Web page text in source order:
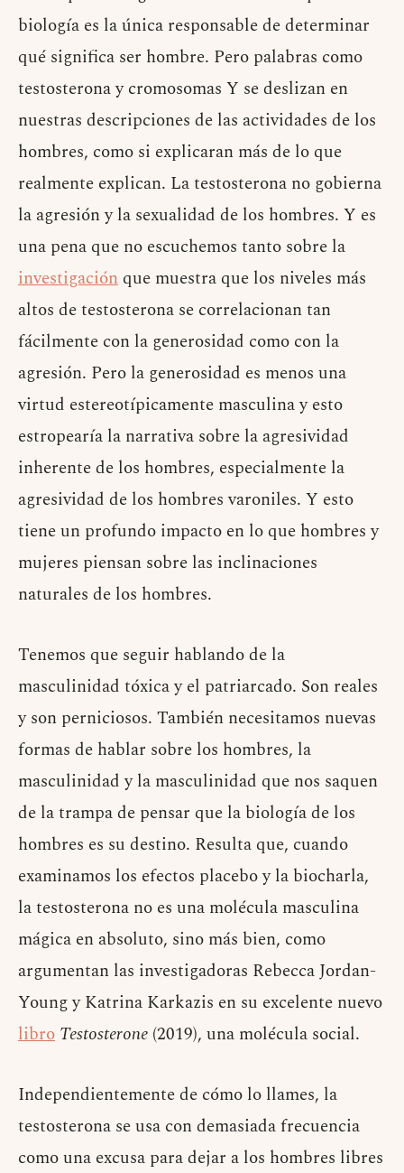
biología es la única responsable de determinar
qué significa ser hombre. Pero palabras como
testosterona y cromosomas Y se deslizan en
nuestras descripciones de las actividades de los
hombres, como si explicaran más de lo que
realmente explican. La testosterona no gobierna
la agresión y la sexualidad de los hombres. Y es
una pena que no escuchemos tanto sobre la
investigación que muestra que los niveles más
altos de testosterona se correlacionan tan
fácilmente con la generosidad como con la
agresión. Pero la generosidad es menos una
virtud estereotípicamente masculina y esto
estropearía la narrativa sobre la agresividad
inherente de los hombres, especialmente la
agresividad de los hombres varoniles. Y esto
tiene un profundo impacto en lo que hombres y
mujeres piensan sobre las inclinaciones
naturales de los hombres.
Tenemos que seguir hablando de la
masculinidad tóxica y el patriarcado. Son reales
y son perniciosos. También necesitamos nuevas
formas de hablar sobre los hombres, la
masculinidad y la masculinidad que nos saquen
de la trampa de pensar que la biología de los
hombres es su destino. Resulta que, cuando
examinamos los efectos placebo y la biocharla,
la testosterona no es una molécula masculina
mágica en absoluto, sino más bien, como
argumentan las investigadoras Rebecca Jordan-
Young y Katrina Karkazis en su excelente nuevo
libro Testosterone (2019), una molécula social.
Independientemente de cómo lo llames, la
testosterona se usa con demasiada frecuencia
como una excusa para dejar a los hombres libres